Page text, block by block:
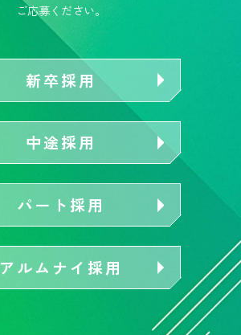
ご応募ください。
新卒採用
中途採用
パート採用
アルムナイ採用